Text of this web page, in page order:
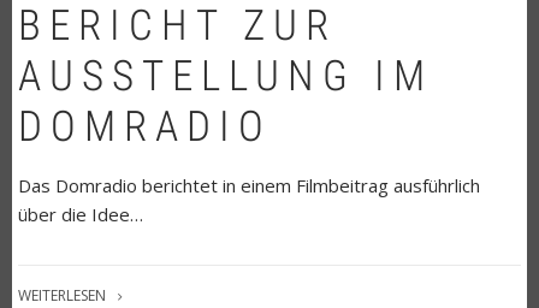
BERICHT ZUR
AUSSTELLUNG IM
DOMRADIO
Das Domradio berichtet in einem Filmbeitrag ausführlich
über die Idee…
WEITERLESEN